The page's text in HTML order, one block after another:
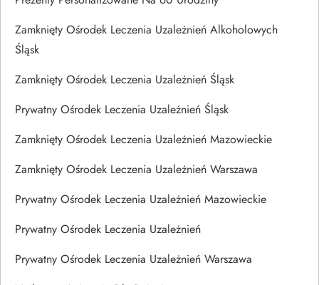
Zamknięty Ośrodek Leczenia Uzależnień Alkoholowych
Śląsk
Zamknięty Ośrodek Leczenia Uzależnień Śląsk
Prywatny Ośrodek Leczenia Uzależnień Śląsk
Zamknięty Ośrodek Leczenia Uzależnień Mazowieckie
Zamknięty Ośrodek Leczenia Uzależnień Warszawa
Prywatny Ośrodek Leczenia Uzależnień Mazowieckie
Prywatny Ośrodek Leczenia Uzależnień
Prywatny Ośrodek Leczenia Uzależnień Warszawa